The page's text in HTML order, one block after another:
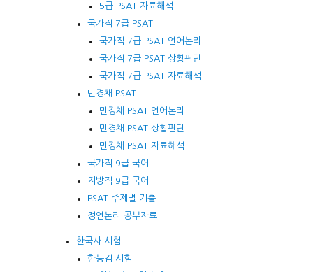
5급 PSAT 자료해석
국가직 7급 PSAT
국가직 7급 PSAT 언어논리
국가직 7급 PSAT 상황판단
국가직 7급 PSAT 자료해석
민경채 PSAT
민경채 PSAT 언어논리
민경채 PSAT 상황판단
민경채 PSAT 자료해석
국가직 9급 국어
지방직 9급 국어
PSAT 주제별 기출
정언논리 공부자료
한국사 시험
한능검 시험